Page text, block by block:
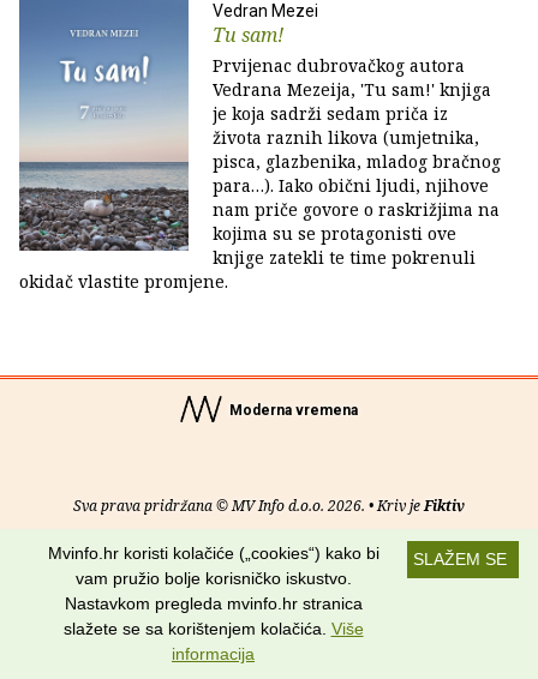
Vedran Mezei
Tu sam!
Prvijenac dubrovačkog autora
Vedrana Mezeija, 'Tu sam!' knjiga
je koja sadrži sedam priča iz
života raznih likova (umjetnika,
pisca, glazbenika, mladog bračnog
para…). Iako obični ljudi, njihove
nam priče govore o raskrižjima na
kojima su se protagonisti ove
knjige zatekli te time pokrenuli
okidač vlastite promjene.
Moderna vremena
Sva prava pridržana © MV Info d.o.o. 2026. • Kriv jeFiktiv
O nama• Pomoć•Uvjeti korištenja•RSS kanali
Potraži nas na:
SLAŽEM SE
Mvinfo.hr koristi kolačiće („cookies“) kako bi
vam pružio bolje korisničko iskustvo.
Nastavkom pregleda mvinfo.hr stranica
slažete se sa korištenjem kolačića. Više
informacija